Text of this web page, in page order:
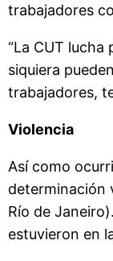
trabajadores
“La CUT
siquiera
trabajadores,
Violencia
Así como
determinación
Río de
estuvieron en